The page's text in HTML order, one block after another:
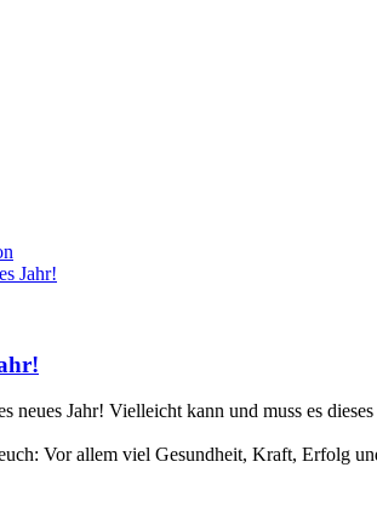
Jahr!
neues Jahr! Vielleicht kann und muss es
Vor allem viel Gesundheit, Kraft, Erfolg